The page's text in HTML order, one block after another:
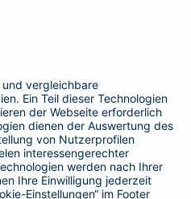
BarmeniaGothaer
SEITEN